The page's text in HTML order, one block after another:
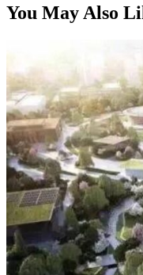
You May Also